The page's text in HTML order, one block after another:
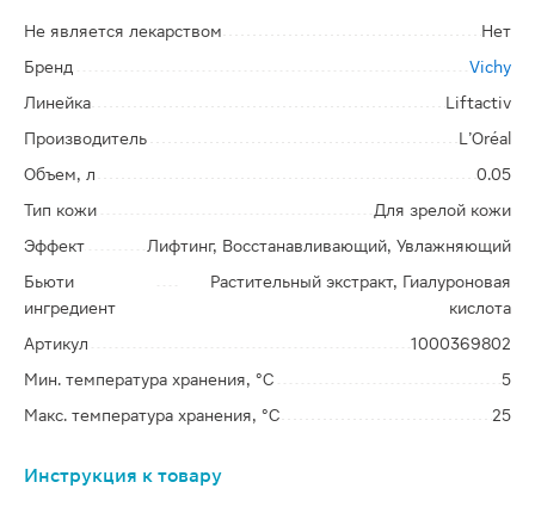
Не является лекарством
Нет
Бренд
Vichy
Линейка
Liftactiv
Производитель
L’Oréal
Объем, л
0.05
Тип кожи
Для зрелой кожи
Эффект
Лифтинг, Восстанавливающий, Увлажняющий
Бьюти
ингредиент
Растительный экстракт, Гиалуроновая
кислота
Артикул
1000369802
Мин. температура хранения, °C
5
Макс. температура хранения, °C
25
Инструкция к товару